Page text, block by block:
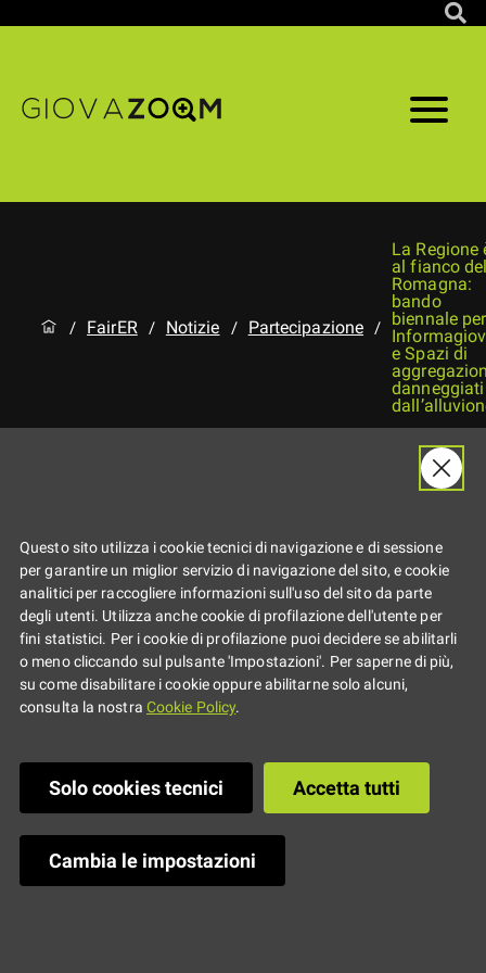
/ FairER / Notizie / Partecipazione /
La Regione
al fianco
Romagna:
bando
biennale per
e Spazi di
danneggiati
fianco della
Romagna: bando
biennale per
Informagiovani e
Spazi di
aggregazione
Questo sito utilizza i cookie tecnici di navigazione e di sessione
per garantire un miglior servizio di navigazione del sito, e cookie
analitici per raccogliere informazioni sull'uso del sito da parte
degli utenti. Utilizza anche cookie di profilazione dell'utente per
fini statistici. Per i cookie di profilazione puoi decidere se abilitarli
o meno cliccando sul pulsante 'Impostazioni'. Per saperne di più,
su come disabilitare i cookie oppure abilitarne solo alcuni,
consulta la nostra Cookie Policy.
Solo cookies tecnici Accetta tutti
Cambia le impostazioni